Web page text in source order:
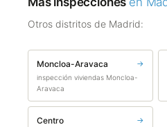
Otros distritos de Madrid:
→
Moncloa-Aravaca
inspección viviendas Moncloa-
Aravaca
→
Centro